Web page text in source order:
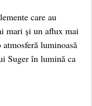
care au
mari și un aflux mai
luminoasă
Suger în lumină ca